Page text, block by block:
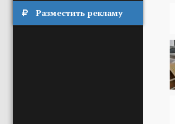
Разместить рекламу